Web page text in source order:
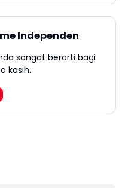
Independen
sangat berarti bagi
kasih.